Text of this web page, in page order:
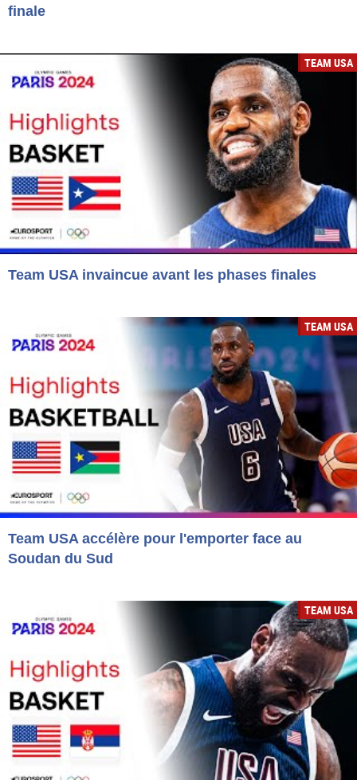
finale
TEAM USA
Team USA invaincue avant les phases finales
TEAM USA
Team USA accélère pour l'emporter face au
Soudan du Sud
TEAM USA